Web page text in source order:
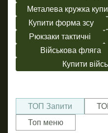
Металева кружка
Купити форма зсу
Рюкзаки тактичні
Військова фляга
Купити
ТОП Запити
Топ меню